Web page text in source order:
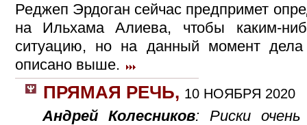
Реджеп Эрдоган сейчас предпримет
на Ильхама Алиева, чтобы каким-
ситуацию, но на данный момент дела
описано выше.
ПРЯМАЯ РЕЧЬ, 10 НОЯБРЯ 2020
Андрей Колесников: Риски